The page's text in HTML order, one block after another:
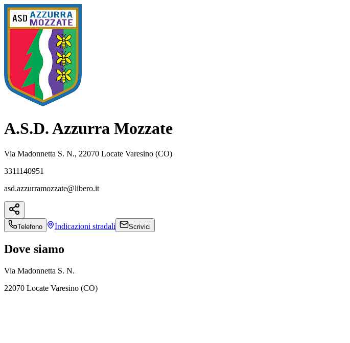
A.S.D. Azzurra Mozzate
Via Madonnetta S. N., 22070 Locate Varesino (CO)
3311140951
asd.azzurramozzate@libero.it
Telefono Indicazioni stradali Scrivici
Dove siamo
Via Madonnetta S. N.
22070 Locate Varesino (CO)